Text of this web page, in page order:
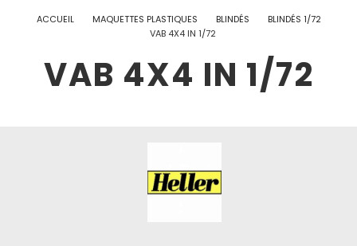
ACCUEIL MAQUETTES PLASTIQUES BLINDÉS
BLINDÉS 1/72
VAB 4X4 IN 1/72
VAB 4X4 IN 1/72